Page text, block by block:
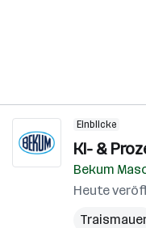
Einblicke
KI- &
Bekum
Heute